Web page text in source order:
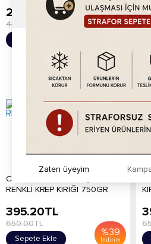
249.20 TL
400.00
CHOCOWORLD KARIŞIK
RENKLİ KREP KIRIĞI 750GR
%39
İndirim
395.20TL
650.00TL
Sepete Ekle
Zaten üyeyim